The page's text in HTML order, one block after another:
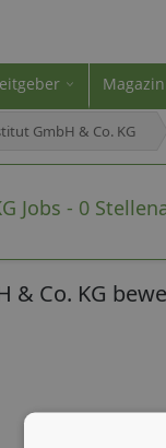
Magazin
GmbH & Co. KG
Jobs - 0
& Co. KG